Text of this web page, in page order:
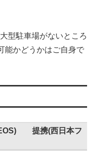
型駐車場がないところ
能かどうかはご自身で
提携(西日本フ